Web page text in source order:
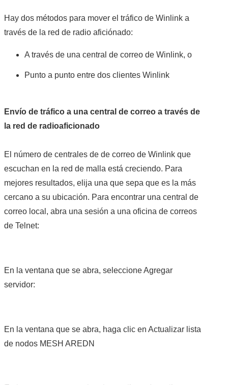
NUESTRAS ACTIVIDADES !
PLAN DE BANDAS DE
PROMOCIÓN DE LA RADIO AFICIÓN
PROPAGACIÓN
SOLICITUD DE INGRESO
SOTA Y POTA
WAVELOG
CRECJ
Hay dos métodos para mover el tráfico de Winlink a
través de la red de radio aficiónado:
A través de una central de correo de Winlink, o
Punto a punto entre dos clientes Winlink
Envío de tráfico a una central de correo a través de
la red de radioaficionado
El número de centrales de de correo de Winlink que
escuchan en la red de malla está creciendo. Para
mejores resultados, elija una que sepa que es la más
cercano a su ubicación. Para encontrar una central de
correo local, abra una sesión a una oficina de correos
de Telnet:
En la ventana que se abra, seleccione Agregar
servidor:
En la ventana que se abra, haga clic en Actualizar lista
de nodos MESH AREDN